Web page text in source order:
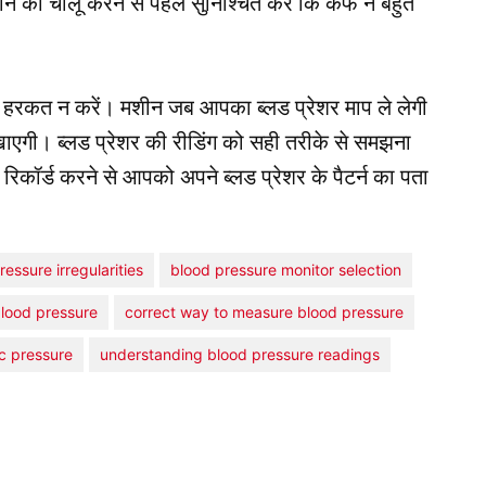
हरकत न करें। मशीन जब आपका ब्लड प्रेशर माप ले लेगी
ब्लड प्रेशर की रीडिंग को सही तरीके से समझना
करने से आपको अपने ब्लड प्रेशर के पैटर्न का पता
irregularities blood pressure monitor selection
pressure correct way to measure blood pressure
pressure understanding blood pressure readings